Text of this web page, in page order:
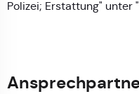
Polizei; Erstattung" unter